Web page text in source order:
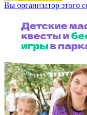
Вы организатор этого